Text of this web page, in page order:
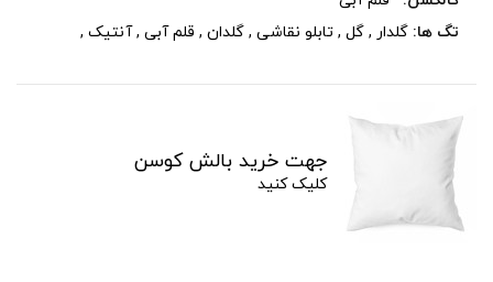
تگ ها: گلدار , گل , تابلو نقاشی , گلدان , قلم آبی ,آنتیک ,
جهت خرید بالش کوسن
کلیک کنید